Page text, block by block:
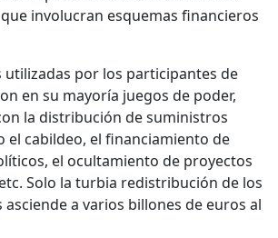
involucran esquemas financieros
utilizadas por los participantes de
en su mayoría juegos de poder,
la distribución de suministros
el cabildeo, el financiamiento de
el ocultamiento de proyectos
Solo la turbia redistribución de los
a varios billones de euros al